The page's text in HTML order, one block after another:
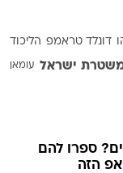
דונלד טראמפ הליכוד
ישראל עומאן
ספרו להם
הזה